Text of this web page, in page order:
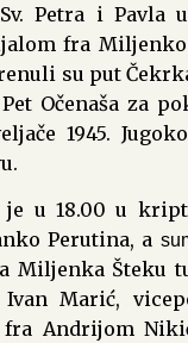
Petra i Pavla
fra
su put
Očenaša za
1945.
je u 18.00 u
Perutina, a
Miljenka
Marić,
Andrijom